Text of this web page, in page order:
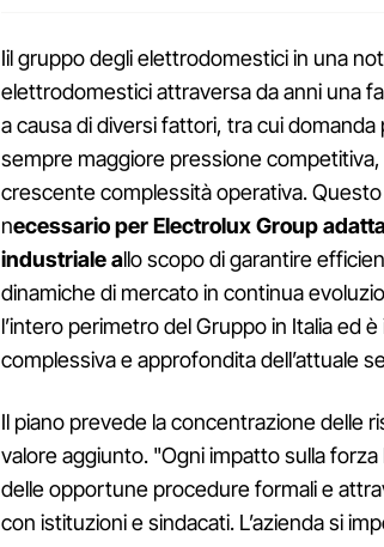
Iil gruppo degli elettrodomestici in una
elettrodomestici attraversa da anni una
a causa di diversi fattori, tra cui
sempre maggiore pressione
crescente complessità operativa.
necessario per Electrolux Group
industriale allo scopo di garantire
dinamiche di mercato in continua
l’intero perimetro del Gruppo in Italia ed
complessiva e approfondita dell’attuale
Il piano prevede la concentrazione delle
valore aggiunto. "Ogni impatto sulla
delle opportune procedure formali e
con istituzioni e sindacati. L’azienda si